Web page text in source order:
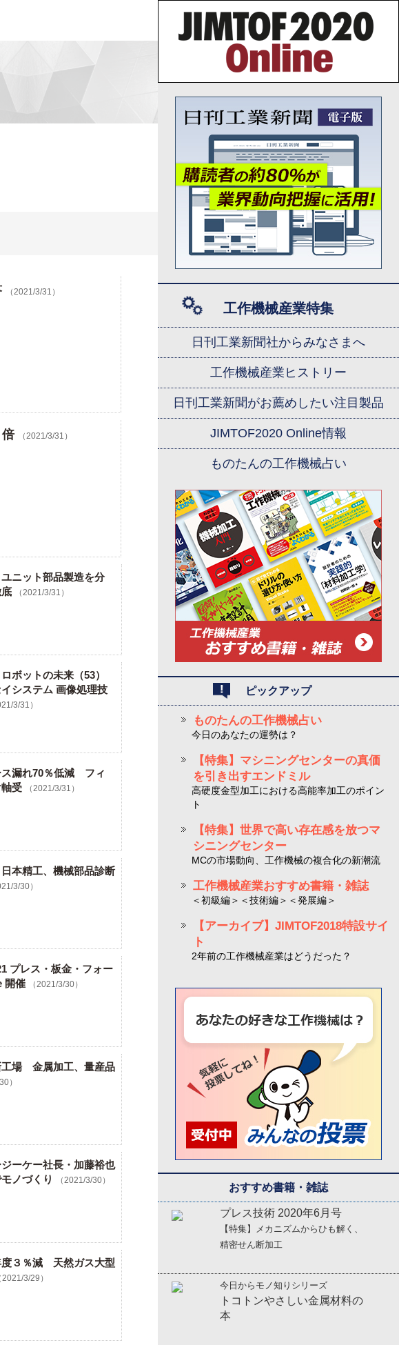
（2021/3/31）
（2021/3/31）
ニット部品製造を分
（2021/3/31）
ボットの未来（53）
システム 画像処理技
3/31）
ス漏れ70％低減 フィ
受
（2021/3/31）
本精工、機械部品診断
3/30）
プレス・板金・フォー
開催
（2021/3/30）
工場 金属加工、量産品
）
ーケー社長・加藤裕也
ノづくり
（2021/3/30）
度３％減 天然ガス大型
2021/3/29）
工作機械産業特集
日刊工業新聞社からみなさまへ
工作機械産業ヒストリー
日刊工業新聞がお薦めしたい注目製品
JIMTOF2020 Online情報
ものたんの工作機械占い
ピックアップ
ものたんの工作機械占い
今日のあなたの運勢は？
【特集】マシニングセンターの真価
を引き出すエンドミル
高硬度金型加工における高能率加工のポイン
ト
【特集】世界で高い存在感を放つマ
シニングセンター
MCの市場動向、工作機械の複合化の新潮流
工作機械産業おすすめ書籍・雑誌
＜初級編＞＜技術編＞＜発展編＞
【アーカイブ】JIMTOF2018特設サイ
ト
2年前の工作機械産業はどうだった？
おすすめ書籍・雑誌
プレス技術 2020年6月号
【特集】メカニズムからひも解く、
精密せん断加工
今日からモノ知りシリーズ
トコトンやさしい金属材料の
本